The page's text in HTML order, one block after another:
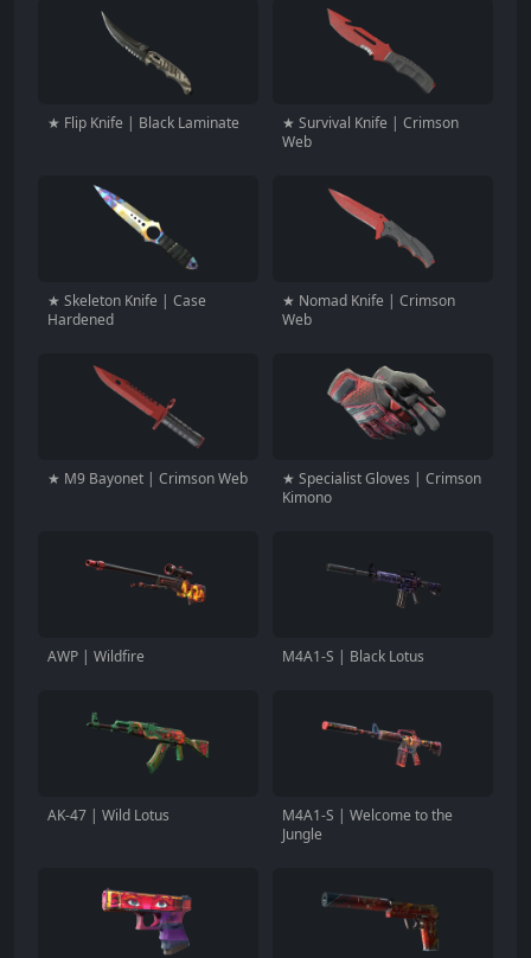
★ Flip Knife | Black Laminate
★ Survival Knife | Crimson
Web
★ Skeleton Knife | Case
Hardened
★ Nomad Knife | Crimson
Web
★ M9 Bayonet | Crimson Web
★ Specialist Gloves | Crimson
Kimono
AWP | Wildfire M4A1-S | Black Lotus
AK-47 | Wild Lotus
M4A1-S | Welcome to the
Jungle